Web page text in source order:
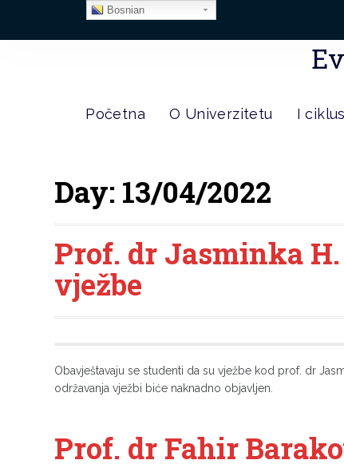
Početna O Univerzitetu I ciklus
Day: 13/04/2022
Prof. dr Jasminka
vježbe
Obavještavaju se studenti da su vježbe kod prof. dr
održavanja vježbi biće naknadno objavljen.
Prof. dr Fahir
Bosnian